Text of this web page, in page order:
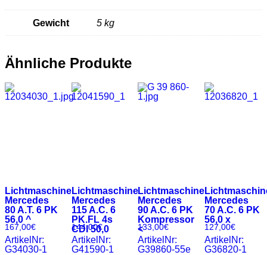
Gewicht 5 kg
Ähnliche Produkte
Lichtmaschine
Mercedes
80 A.T. 6 PK
56,0 ^
167,00€
ArtikelNr:
G34030-1
Lichtmaschine
Mercedes
115 A.C. 6
PK.FL 4s
CDI 50,0
144,00€
ArtikelNr:
G41590-1
Lichtmaschine
Mercedes
90 A.C. 6 PK
Kompressor
<
133,00€
ArtikelNr:
G39860-55e
Mercedes
70 A.C. 6 PK
56,0 x
127,00€
ArtikelNr:
G36820-1